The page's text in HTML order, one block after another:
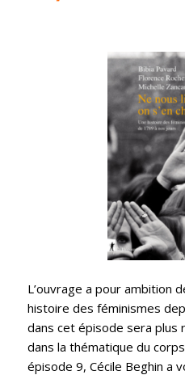
L’ouvrage a pour ambition
histoire des féminismes
dans cet épisode sera
dans la thématique du
épisode 9, Cécile Beghin a